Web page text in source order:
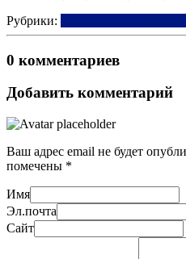
Рубрики:
0 комментариев
Добавить комментарий
Ваш адрес email не будет
помечены *
Имя
Эл.почта
Сайт